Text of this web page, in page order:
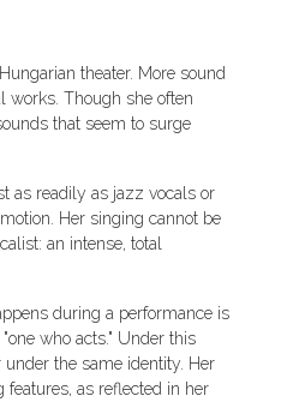
theater. More sound
works. Though she often
that seem to surge
as readily as jazz vocals or
Her singing cannot be
an intense, total
during a performance is
who acts." Under this
the same identity. Her
as reflected in her